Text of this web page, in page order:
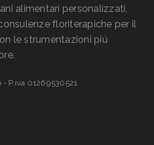
alimentari personalizzati,
floriterapiche per il
le strumentazioni più
- P.iva 01269530521